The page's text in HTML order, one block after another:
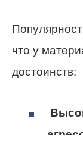
что у
достоинств: